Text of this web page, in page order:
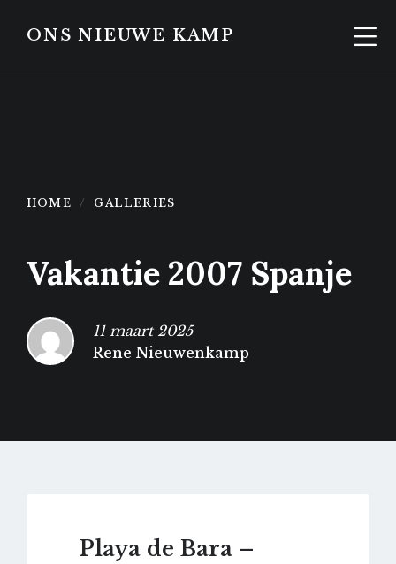
content
footerONS NIEUWE KAMP
HOME GALLERIES
Vakantie 2007 Spanje
11 maart 2025
Rene Nieuwenkamp
Playa de Bara –